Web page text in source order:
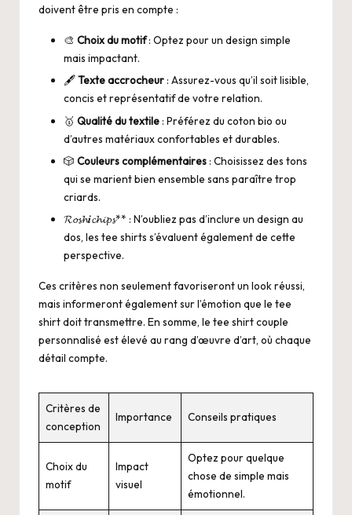
doivent être pris en compte :
🎨 Choix du motif: Optez pour un design simple
mais impactant.
🖋️Texte accrocheur: Assurez-vous qu’il soit lisible,
concis et représentatif de votre relation.
🥇 Qualité du textile: Préférez du coton bio ou
d’autres matériaux confortables et durables.
🎲 Couleurs complémentaires: Choisissez des tons
qui se marient bien ensemble sans paraître trop
criards.
𝓡𝓸𝓼𝓱𝒊𝓬𝓱𝓲𝓹𝓼** : N’oubliez pas d’inclure un design au
dos, les tee shirts s’évaluent également de cette
perspective.
Ces critères non seulement favoriseront un look réussi,
mais informeront également sur l’émotion que le tee
shirt doit transmettre. En somme, le tee shirt couple
personnalisé est élevé au rang d’œuvre d’art, où chaque
détail compte.
Critères de
conception
Importance Conseils pratiques
Choix du
motif
Impact
visuel
Optez pour quelque
chose de simple mais
émotionnel.